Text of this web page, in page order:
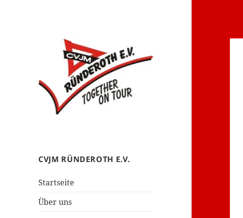
CVJM RÜNDEROTH E.V.
Startseite
Über uns